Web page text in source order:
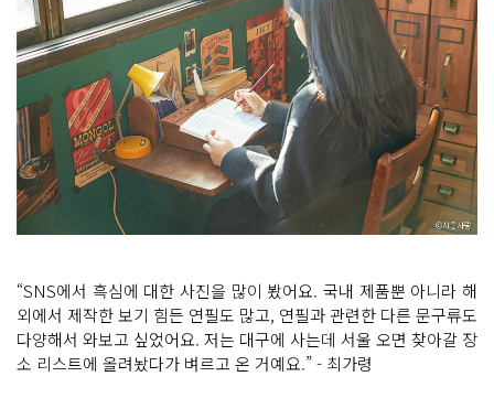
“SNS에서 흑심에 대한 사진을 많이 봤어요. 국내 제품뿐 아니라 해
외에서 제작한 보기 힘든 연필도 많고, 연필과 관련한 다른 문구류도
다양해서 와보고 싶었어요. 저는 대구에 사는데 서울 오면 찾아갈 장
소 리스트에 올려놨다가 벼르고 온 거예요.” - 최가령